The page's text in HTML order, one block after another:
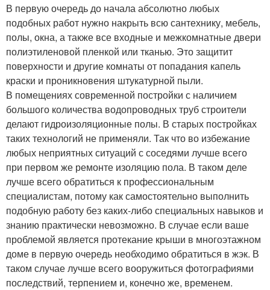
В первую очередь до начала абсолютно любых
подобных работ нужно накрыть всю сантехнику, мебель,
полы, окна, а также все входные и межкомнатные двери
полиэтиленовой пленкой или тканью. Это защитит
поверхности и другие комнаты от попадания капель
краски и проникновения штукатурной пыли.
В помещениях современной постройки с наличием
большого количества водопроводных труб строители
делают гидроизоляционные полы. В старых постройках
таких технологий не применяли. Так что во избежание
любых неприятных ситуаций с соседями лучше всего
при первом же ремонте изоляцию пола. В таком деле
лучше всего обратиться к профессиональным
специалистам, потому как самостоятельно выполнить
подобную работу без каких-либо специальных навыков и
знанию практически невозможно. В случае если ваше
проблемой является протекание крыши в многоэтажном
доме в первую очередь необходимо обратиться в жэк. В
таком случае лучше всего вооружиться фотографиями
последствий, терпением и, конечно же, временем.